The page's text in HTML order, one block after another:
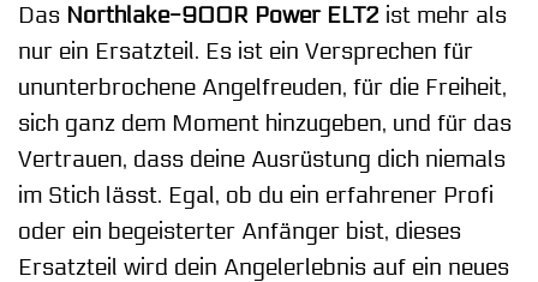
Das Northlake-900R Power ELT2 ist mehr als
nur ein Ersatzteil. Es ist ein Versprechen für
ununterbrochene Angelfreuden, für die Freiheit,
sich ganz dem Moment hinzugeben, und für das
Vertrauen, dass deine Ausrüstung dich niemals
im Stich lässt. Egal, ob du ein erfahrener Profi
oder ein begeisterter Anfänger bist, dieses
Ersatzteil wird dein Angelerlebnis auf ein neues